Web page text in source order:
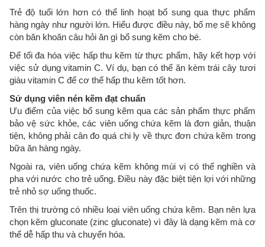
Trẻ độ tuổi lớn hơn có thể linh hoạt bổ sung qua thực phẩm
hàng ngày như người lớn. Hiểu được điều này, bố mẹ sẽ không
còn băn khoăn câu hỏi ăn gì bổ sung kẽm cho bé.
Để tối đa hóa việc hấp thu kẽm từ thực phẩm, hãy kết hợp với
việc sử dụng vitamin C. Ví dụ, bạn có thể ăn kèm trái cây tươi
giàu vitamin C để cơ thể hấp thu kẽm tốt hơn.
Sử dụng viên nén kẽm đạt chuẩn
Ưu điểm của việc bổ sung kẽm qua các sản phẩm thực phẩm
bảo vệ sức khỏe, các viên uống chứa kẽm là đơn giản, thuận
tiện, không phải cân đo quá chi ly về thực đơn chứa kẽm trong
bữa ăn hàng ngày.
Ngoài ra, viên uống chứa kẽm không mùi vị có thể nghiền và
pha với nước cho trẻ uống. Điều này đặc biệt tiện lợi với những
trẻ nhỏ sợ uống thuốc.
Trên thị trường có nhiều loại viên uống chứa kẽm. Bạn nên lựa
chọn kẽm gluconate (zinc gluconate) vì đây là dạng kẽm mà cơ
thể dễ hấp thu và chuyển hóa.